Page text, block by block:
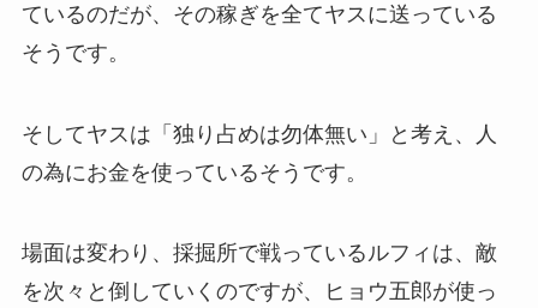
ているのだが、その稼ぎを全てヤスに送っている
そうです。
そしてヤスは「独り占めは勿体無い」と考え、人
の為にお金を使っているそうです。
場面は変わり、採掘所で戦っているルフィは、敵
を次々と倒していくのですが、ヒョウ五郎が使っ